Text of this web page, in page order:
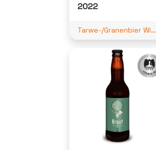
2022
Tarwe-/Granenbier Witbier